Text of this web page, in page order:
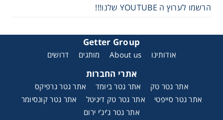
הרשמו לערוץ ה YOUTUBE שלנו!!!
Getter Group
אודותינו About us מותגים דרושים
אתרי החברות
אתר גטר טק אתר גטר ביומד
אתר גטר גרפיקס
אתר גטר סייפטי
אתר גטר טק דיגיטל
אתר גטר קונסיומר
אתר גטר ג’יג’י ירום